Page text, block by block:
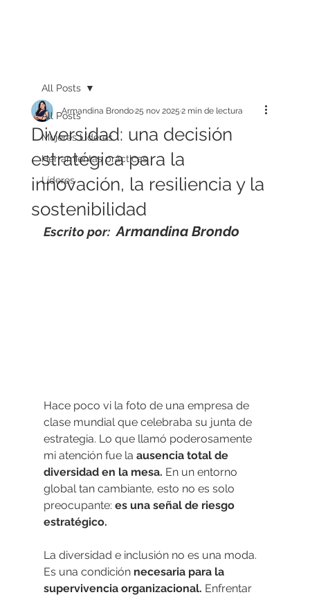
All Posts
Mujeres Líderes
Herramientas prácticas
Líderes
All Posts
Diversidad: una decisión
estratégica para la
innovación, la resiliencia y la
sostenibilidad
Armandina Brondo25 nov 20252 min de lectura
Escrito por: Armandina Brondo
Hace poco vi la foto de una empresa de
clase mundial que celebraba su junta de
estrategia. Lo que llamó poderosamente
mi atención fue la ausencia total de
diversidad en la mesa. En un entorno
global tan cambiante, esto no es solo
preocupante: es una señal de riesgo
estratégico.
La diversidad e inclusión no es una moda.
Es una condición necesaria para la
supervivencia organizacional. Enfrentar